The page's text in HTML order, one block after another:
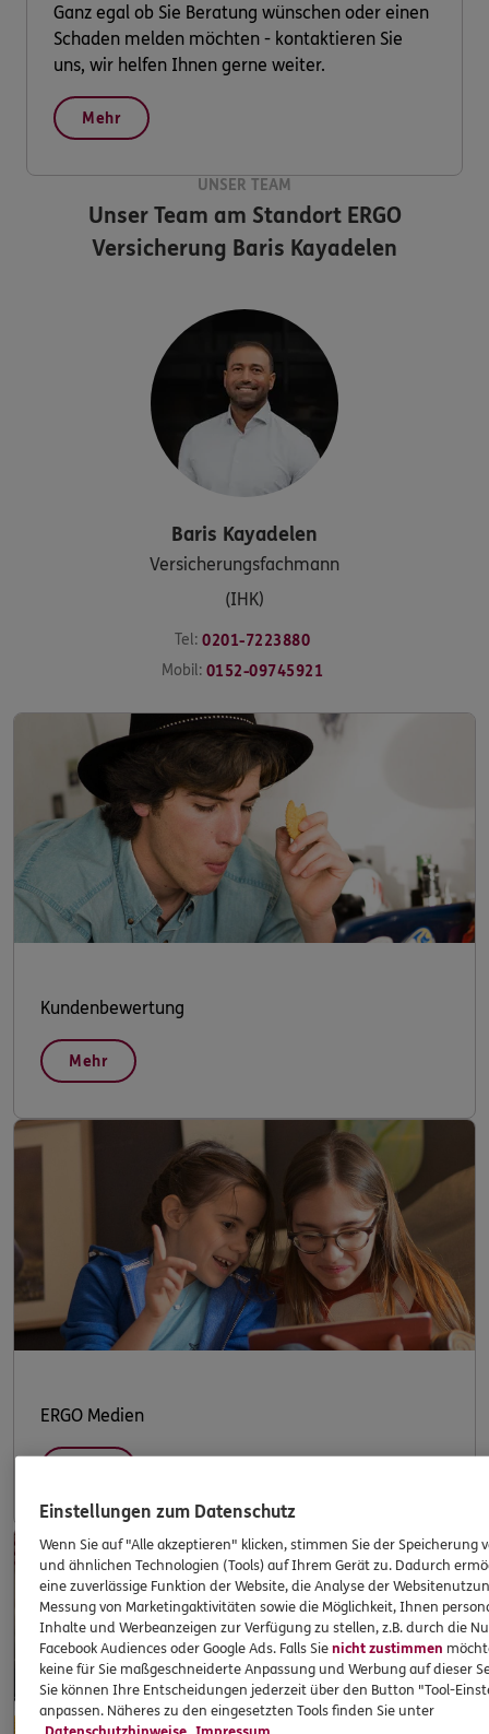
Ganz egal ob Sie Beratung wünschen oder einen
Schaden melden möchten - kontaktieren Sie
uns, wir helfen Ihnen gerne weiter.
Mehr
UNSER TEAM
Unser Team am StandortERGO
Versicherung Baris Kayadelen
Baris Kayadelen
Versicherungsfachmann
(IHK)
Tel: 0201-7223880
Mobil: 0152-09745921
Kundenbewertung
Mehr
ERGO Medien
Einstellungen zum Datenschutz
Wenn Sie auf "Alle akzeptieren" klicken, stimmen Sie der Speicherung
und ähnlichen Technologien (Tools) auf Ihrem Gerät zu. Dadurch
eine zuverlässige Funktion der Website, die Analyse der
Messung von Marketingaktivitäten sowie die Möglichkeit, Ihnen
Inhalte und Werbeanzeigen zur Verfügung zu stellen, z.B. durch die
Facebook Audiences oder Google Ads. Falls Sienicht zustimmen
keine für Sie maßgeschneiderte Anpassung und Werbung auf dieser
Sie können Ihre Entscheidungen jederzeit über den Button "Tool-
anpassen. Näheres zu den eingesetzten Tools finden Sie unter